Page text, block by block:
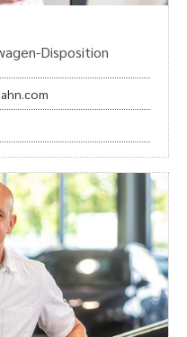
Disposition